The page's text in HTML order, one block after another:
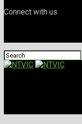
Connect with us